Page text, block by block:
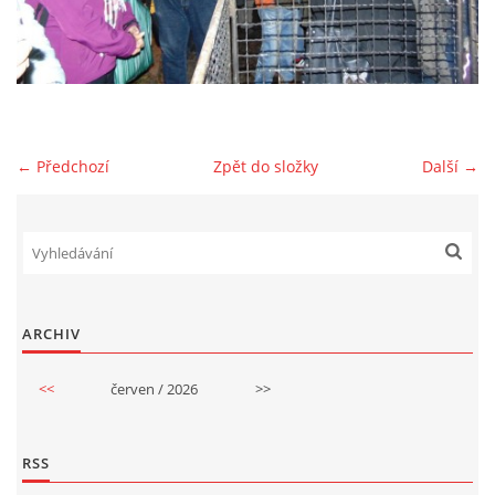
GDPR
← Předchozí Další →
Zpět do složky
ARCHIV
<< červen / 2026 >>
RSS